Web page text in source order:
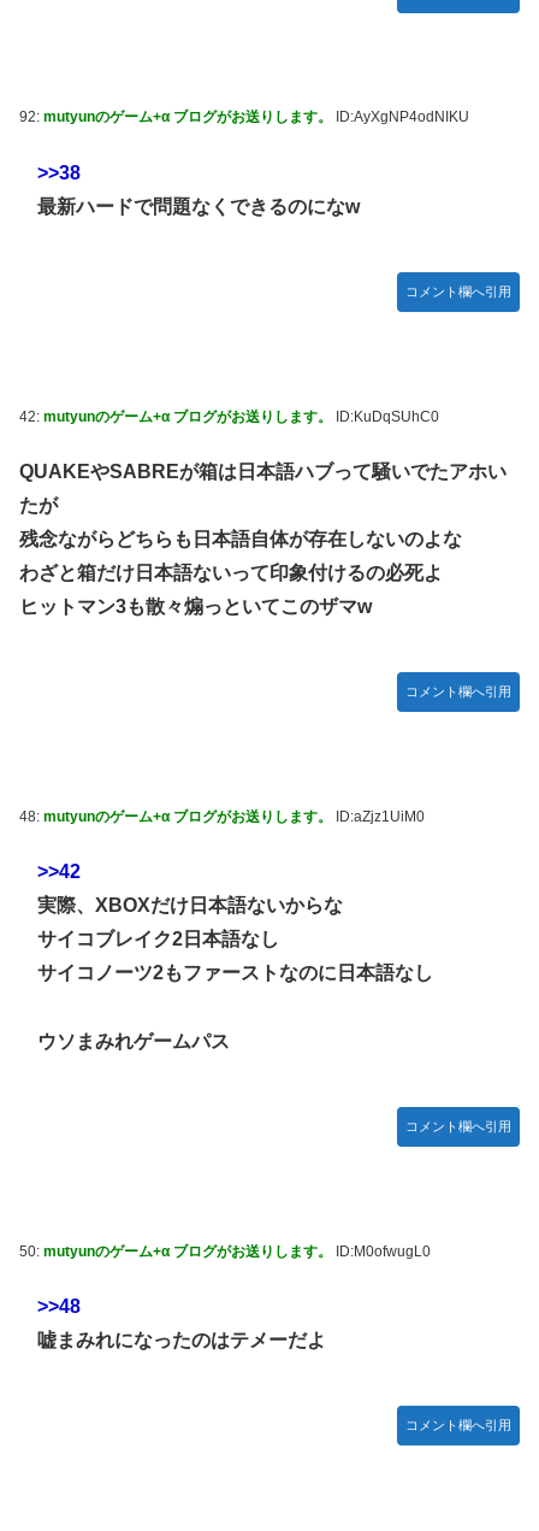
92: mutyunのゲーム+α ブログがお送りします。 ID:AyXgNP4odNIKU
>>38
最新ハードで問題なくできるのになw
コメント欄へ引用
42: mutyunのゲーム+α ブログがお送りします。 ID:KuDqSUhC0
QUAKEやSABREが箱は日本語ハブって騒いでたアホい
たが
残念ながらどちらも日本語自体が存在しないのよな
わざと箱だけ日本語ないって印象付けるの必死よ
ヒットマン3も散々煽っといてこのザマw
コメント欄へ引用
48: mutyunのゲーム+α ブログがお送りします。 ID:aZjz1UiM0
>>42
実際、XBOXだけ日本語ないからな
サイコブレイク2日本語なし
サイコノーツ2もファーストなのに日本語なし
ウソまみれゲームパス
コメント欄へ引用
50: mutyunのゲーム+α ブログがお送りします。 ID:M0ofwugL0
>>48
嘘まみれになったのはテメーだよ
コメント欄へ引用